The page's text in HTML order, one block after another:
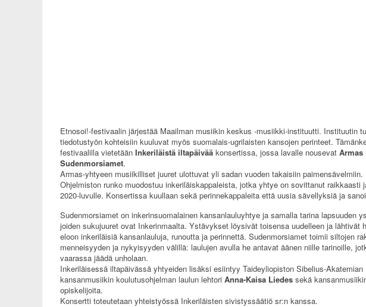
Etnosoi!-festivaalin järjestää Maailman musiikin keskus -musiikki-instituutti. Instituutin
tiedotustyön kohteisiin kuuluvat myös suomalais-ugrilaisten kansojen perinteet.
festivaalilla vietetään Inkeriläistä iltapäivää konsertissa, jossa lavalle nousevat Armas
Sudenmorsiamet.
Armas-yhtyeen musiikilliset juuret ulottuvat yli sadan vuoden takaisiin paimensävelmiin.
Ohjelmiston runko muodostuu inkeriläiskappaleista, jotka yhtye on sovittanut raikkaasti
2020-luvulle. Konsertissa kuullaan sekä perinnekappaleita että uusia sävellyksiä ja
Sudenmorsiamet on inkerinsuomalainen kansanlauluyhtye ja samalla tarina lapsuuden
joiden sukujuuret ovat Inkerinmaalta. Ystävykset löysivät toisensa uudelleen ja lähtivät
eloon inkeriläisiä kansanlauluja, runoutta ja perinnettä. Sudenmorsiamet toimii siltojen
menneisyyden ja nykyisyyden välillä: laulujen avulla he antavat äänen niille tarinoille,
vaarassa jäädä unholaan.
Inkeriläisessä iltapäivässä yhtyeiden lisäksi esiintyy Taideyliopiston Sibelius-Akatemian
kansanmusiikin koulutusohjelman laulun lehtori Anna-Kaisa Liedes sekä
opiskelijoita.
Konsertti toteutetaan yhteistyössä Inkeriläisten sivistyssäätiö sr:n kanssa.